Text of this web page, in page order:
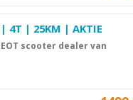
4T | 25KM | AKTIE
scooter dealer van